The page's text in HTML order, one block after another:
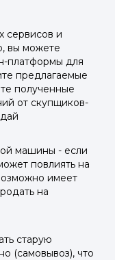
сервисов и
вы можете
платформы для
предлагаемые
полученные
от скупщиков-
машины - если
повлиять на
имеет
на
старую
(самовывоз), что